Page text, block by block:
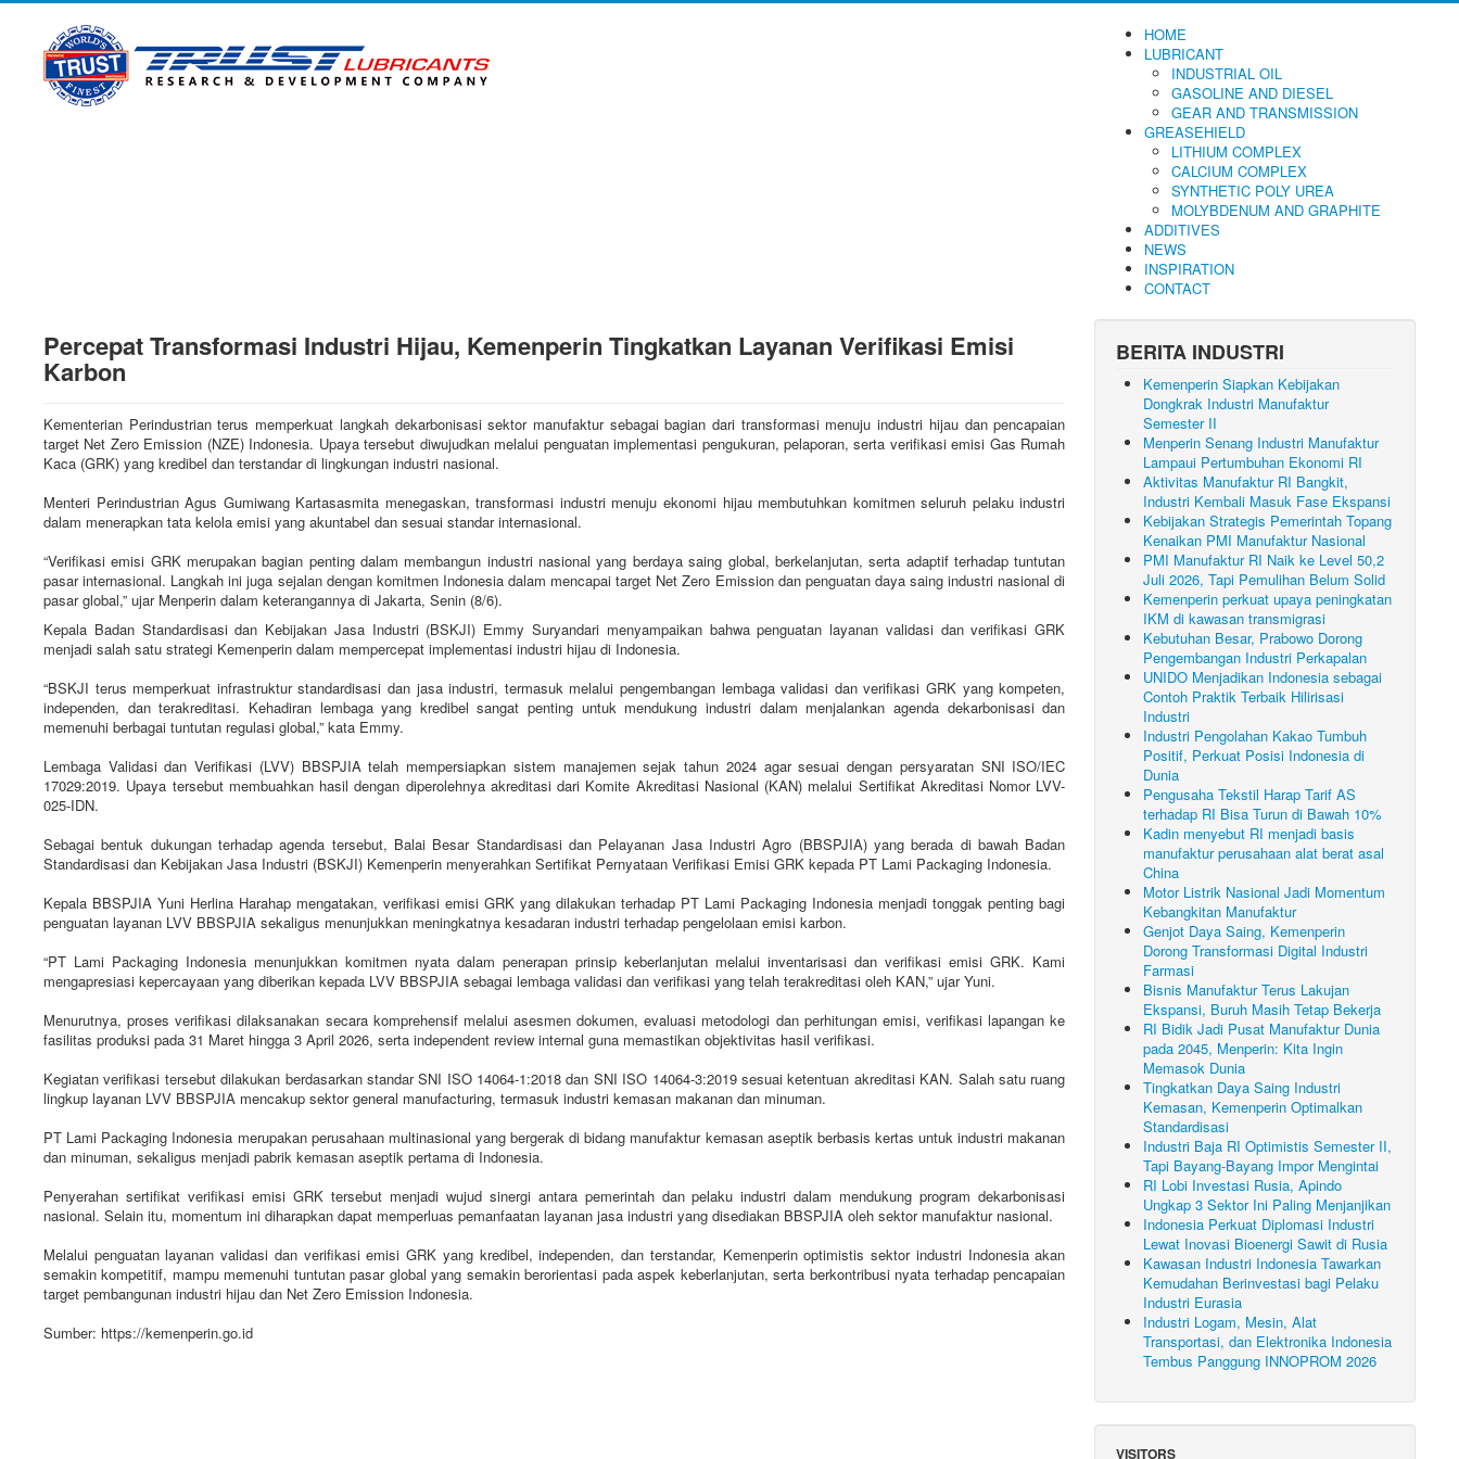
HOME
LUBRICANT
INDUSTRIAL OIL
GASOLINE AND DIESEL
GEAR AND TRANSMISSION
GREASEHIELD
LITHIUM COMPLEX
CALCIUM COMPLEX
SYNTHETIC POLY UREA
MOLYBDENUM AND GRAPHITE
ADDITIVES
NEWS
INSPIRATION
CONTACT
Percepat Transformasi Industri Hijau, Kemenperin Tingkatkan Layanan Verifikasi Emisi
Karbon
Kementerian Perindustrian terus memperkuat langkah dekarbonisasi sektor manufaktur sebagai bagian dari transformasi menuju industri hijau dan pencapaian
target Net Zero Emission (NZE) Indonesia. Upaya tersebut diwujudkan melalui penguatan implementasi pengukuran, pelaporan, serta verifikasi emisi Gas Rumah
Kaca (GRK) yang kredibel dan terstandar di lingkungan industri nasional.
Menteri Perindustrian Agus Gumiwang Kartasasmita menegaskan, transformasi industri menuju ekonomi hijau membutuhkan komitmen seluruh pelaku industri
dalam menerapkan tata kelola emisi yang akuntabel dan sesuai standar internasional.
“Verifikasi emisi GRK merupakan bagian penting dalam membangun industri nasional yang berdaya saing global, berkelanjutan, serta adaptif terhadap tuntutan
pasar internasional. Langkah ini juga sejalan dengan komitmen Indonesia dalam mencapai target Net Zero Emission dan penguatan daya saing industri nasional di
pasar global,” ujar Menperin dalam keterangannya di Jakarta, Senin (8/6).
Kepala Badan Standardisasi dan Kebijakan Jasa Industri (BSKJI) Emmy Suryandari menyampaikan bahwa penguatan layanan validasi dan verifikasi GRK
menjadi salah satu strategi Kemenperin dalam mempercepat implementasi industri hijau di Indonesia.
“BSKJI terus memperkuat infrastruktur standardisasi dan jasa industri, termasuk melalui pengembangan lembaga validasi dan verifikasi GRK yang kompeten,
independen, dan terakreditasi. Kehadiran lembaga yang kredibel sangat penting untuk mendukung industri dalam menjalankan agenda dekarbonisasi dan
memenuhi berbagai tuntutan regulasi global,” kata Emmy.
Lembaga Validasi dan Verifikasi (LVV) BBSPJIA telah mempersiapkan sistem manajemen sejak tahun 2024 agar sesuai dengan persyaratan SNI ISO/IEC
17029:2019. Upaya tersebut membuahkan hasil dengan diperolehnya akreditasi dari Komite Akreditasi Nasional (KAN) melalui Sertifikat Akreditasi Nomor LVV-
025-IDN.
Sebagai bentuk dukungan terhadap agenda tersebut, Balai Besar Standardisasi dan Pelayanan Jasa Industri Agro (BBSPJIA) yang berada di bawah Badan
Standardisasi dan Kebijakan Jasa Industri (BSKJI) Kemenperin menyerahkan Sertifikat Pernyataan Verifikasi Emisi GRK kepada PT Lami Packaging Indonesia.
Kepala BBSPJIA Yuni Herlina Harahap mengatakan, verifikasi emisi GRK yang dilakukan terhadap PT Lami Packaging Indonesia menjadi tonggak penting bagi
penguatan layanan LVV BBSPJIA sekaligus menunjukkan meningkatnya kesadaran industri terhadap pengelolaan emisi karbon.
“PT Lami Packaging Indonesia menunjukkan komitmen nyata dalam penerapan prinsip keberlanjutan melalui inventarisasi dan verifikasi emisi GRK. Kami
mengapresiasi kepercayaan yang diberikan kepada LVV BBSPJIA sebagai lembaga validasi dan verifikasi yang telah terakreditasi oleh KAN,” ujar Yuni.
Menurutnya, proses verifikasi dilaksanakan secara komprehensif melalui asesmen dokumen, evaluasi metodologi dan perhitungan emisi, verifikasi lapangan ke
fasilitas produksi pada 31 Maret hingga 3 April 2026, serta independent review internal guna memastikan objektivitas hasil verifikasi.
Kegiatan verifikasi tersebut dilakukan berdasarkan standar SNI ISO 14064-1:2018 dan SNI ISO 14064-3:2019 sesuai ketentuan akreditasi KAN. Salah satu ruang
lingkup layanan LVV BBSPJIA mencakup sektor general manufacturing, termasuk industri kemasan makanan dan minuman.
PT Lami Packaging Indonesia merupakan perusahaan multinasional yang bergerak di bidang manufaktur kemasan aseptik berbasis kertas untuk industri makanan
dan minuman, sekaligus menjadi pabrik kemasan aseptik pertama di Indonesia.
Penyerahan sertifikat verifikasi emisi GRK tersebut menjadi wujud sinergi antara pemerintah dan pelaku industri dalam mendukung program dekarbonisasi
nasional. Selain itu, momentum ini diharapkan dapat memperluas pemanfaatan layanan jasa industri yang disediakan BBSPJIA oleh sektor manufaktur nasional.
Melalui penguatan layanan validasi dan verifikasi emisi GRK yang kredibel, independen, dan terstandar, Kemenperin optimistis sektor industri Indonesia akan
semakin kompetitif, mampu memenuhi tuntutan pasar global yang semakin berorientasi pada aspek keberlanjutan, serta berkontribusi nyata terhadap pencapaian
target pembangunan industri hijau dan Net Zero Emission Indonesia.
Sumber: https://kemenperin.go.id
BERITA INDUSTRI
Kemenperin Siapkan Kebijakan
Dongkrak Industri Manufaktur
Semester II
Menperin Senang Industri Manufaktur
Lampaui Pertumbuhan Ekonomi RI
Aktivitas Manufaktur RI Bangkit,
Industri Kembali Masuk Fase Ekspansi
Kebijakan Strategis Pemerintah Topang
Kenaikan PMI Manufaktur Nasional
PMI Manufaktur RI Naik ke Level 50,2
Juli 2026, Tapi Pemulihan Belum Solid
Kemenperin perkuat upaya peningkatan
IKM di kawasan transmigrasi
Kebutuhan Besar, Prabowo Dorong
Pengembangan Industri Perkapalan
UNIDO Menjadikan Indonesia sebagai
Contoh Praktik Terbaik Hilirisasi
Industri
Industri Pengolahan Kakao Tumbuh
Positif, Perkuat Posisi Indonesia di
Dunia
Pengusaha Tekstil Harap Tarif AS
terhadap RI Bisa Turun di Bawah 10%
Kadin menyebut RI menjadi basis
manufaktur perusahaan alat berat asal
China
Motor Listrik Nasional Jadi Momentum
Kebangkitan Manufaktur
Genjot Daya Saing, Kemenperin
Dorong Transformasi Digital Industri
Farmasi
Bisnis Manufaktur Terus Lakujan
Ekspansi, Buruh Masih Tetap Bekerja
RI Bidik Jadi Pusat Manufaktur Dunia
pada 2045, Menperin: Kita Ingin
Memasok Dunia
Tingkatkan Daya Saing Industri
Kemasan, Kemenperin Optimalkan
Standardisasi
Industri Baja RI Optimistis Semester II,
Tapi Bayang-Bayang Impor Mengintai
RI Lobi Investasi Rusia, Apindo
Ungkap 3 Sektor Ini Paling Menjanjikan
Indonesia Perkuat Diplomasi Industri
Lewat Inovasi Bioenergi Sawit di Rusia
Kawasan Industri Indonesia Tawarkan
Kemudahan Berinvestasi bagi Pelaku
Industri Eurasia
Industri Logam, Mesin, Alat
Transportasi, dan Elektronika Indonesia
Tembus Panggung INNOPROM 2026
VISITORS